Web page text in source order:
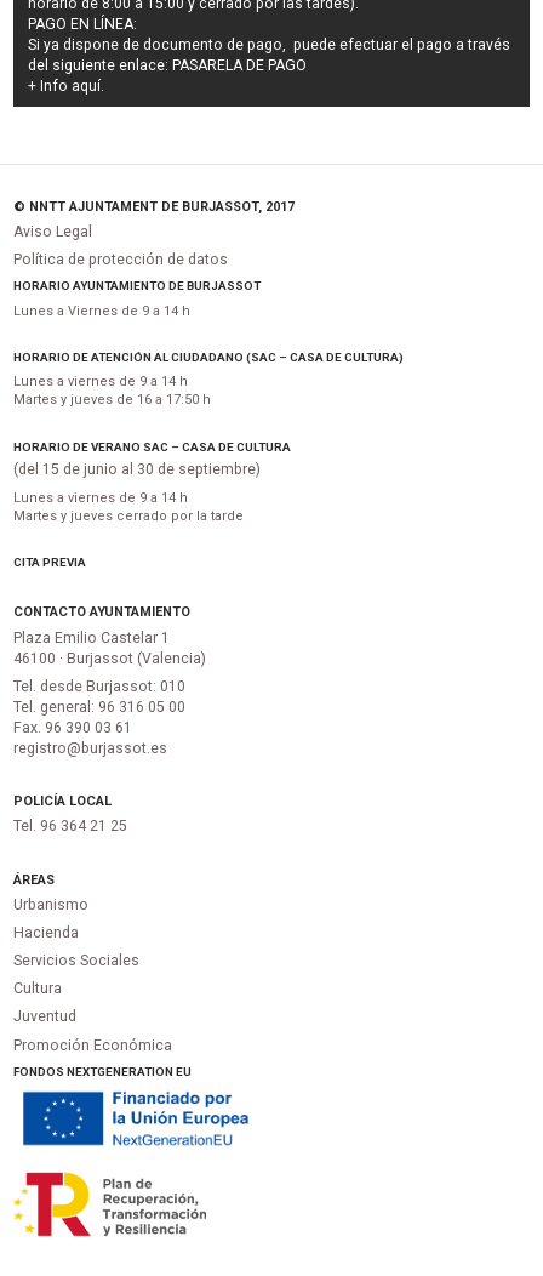
horario de 8:00 a 15:00 y cerrado por las tardes).
PAGO EN LÍNEA:
Si ya dispone de documento de pago, puede efectuar el pago a través
del siguiente enlace: PASARELA DE PAGO
+ Info aquí.
© NNTT AJUNTAMENT DE BURJASSOT, 2017
Aviso Legal
Política de protección de datos
HORARIO AYUNTAMIENTO DE BURJASSOT
Lunes a Viernes de 9 a 14 h
HORARIO DE ATENCIÓN AL CIUDADANO (SAC – CASA DE CULTURA)
Lunes a viernes de 9 a 14 h
Martes y jueves de 16 a 17:50 h
HORARIO DE VERANO SAC – CASA DE CULTURA
(del 15 de junio al 30 de septiembre)
Lunes a viernes de 9 a 14 h
Martes y jueves cerrado por la tarde
CITA PREVIA
CONTACTO AYUNTAMIENTO
Plaza Emilio Castelar 1
46100 · Burjassot (Valencia)
Tel. desde Burjassot: 010
Tel. general: 96 316 05 00
Fax. 96 390 03 61
registro@burjassot.es
POLICÍA LOCAL
Tel. 96 364 21 25
ÁREAS
Urbanismo
Hacienda
Servicios Sociales
Cultura
Juventud
Promoción Económica
FONDOS NEXTGENERATION EU